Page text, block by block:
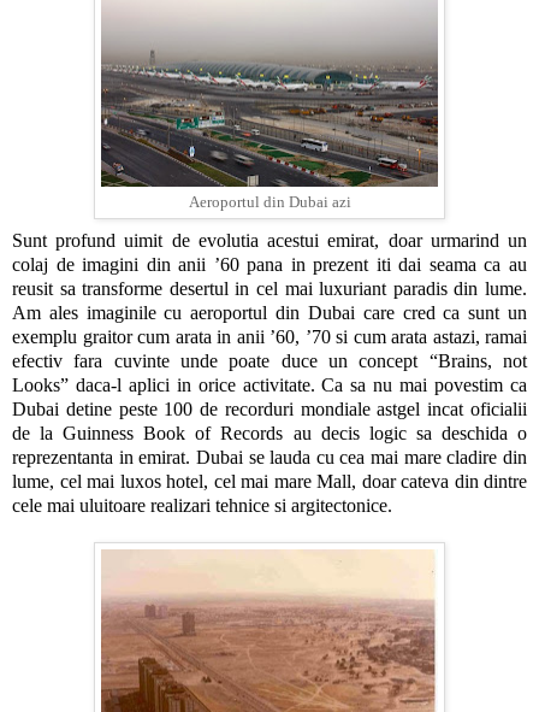
Aeroportul din Dubai azi
Sunt profund uimit de evolutia acestui emirat, doar urmarind un
colaj de imagini din anii ’60 pana in prezent iti dai seama ca au
reusit sa transforme desertul in cel mai luxuriant paradis din lume.
Am ales imaginile cu aeroportul din Dubai care cred ca sunt un
exemplu graitor cum arata in anii ’60, ’70 si cum arata astazi, ramai
efectiv fara cuvinte unde poate duce un concept “Brains, not
Looks” daca-l aplici in orice activitate. Ca sa nu mai povestim ca
Dubai detine peste 100 de recorduri mondiale astgel incat oficialii
de la Guinness Book of Records au decis logic sa deschida o
reprezentanta in emirat. Dubai se lauda cu cea mai mare cladire din
lume, cel mai luxos hotel, cel mai mare Mall, doar cateva din dintre
cele mai uluitoare realizari tehnice si argitectonice.